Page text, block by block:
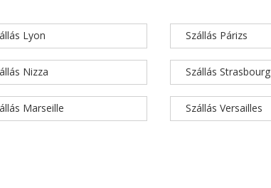
Lyon
Nizza
Marseille
Szállás Párizs
Szállás Strasbourg
Szállás Versailles